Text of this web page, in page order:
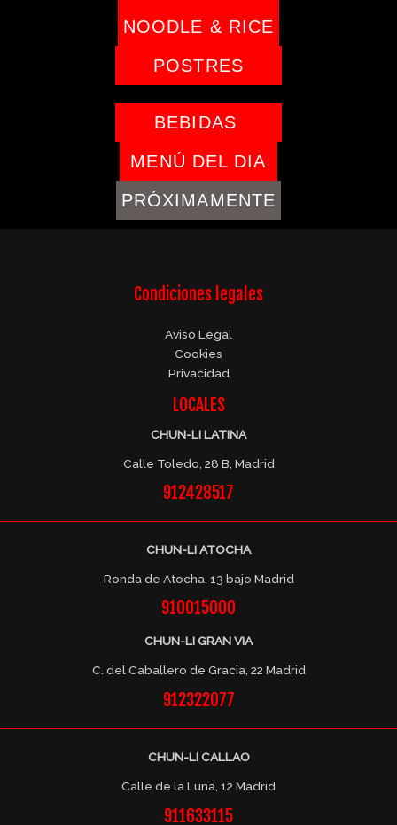
NOODLE & RICE
POSTRES
BEBIDAS
MENÚ DEL DIA
PRÓXIMAMENTE
Condiciones legales
Aviso Legal
Cookies
Privacidad
LOCALES
CHUN-LI LATINA
Calle Toledo, 28 B, Madrid
912428517
CHUN-LI ATOCHA
Ronda de Atocha, 13 bajo Madrid
910015000
CHUN-LI GRAN VIA
C. del Caballero de Gracia, 22 Madrid
912322077
CHUN-LI CALLAO
Calle de la Luna, 12 Madrid
911633115